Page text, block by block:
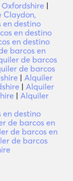
|
Claydon,
en destino
en destino
en destino
barcos en
de barcos
de barcos
| Alquiler
| Alquiler
| Alquiler
en destino
de barcos en
de barcos en
de barcos